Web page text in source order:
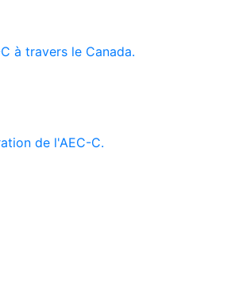
à travers le Canada.
de l'AEC-C.